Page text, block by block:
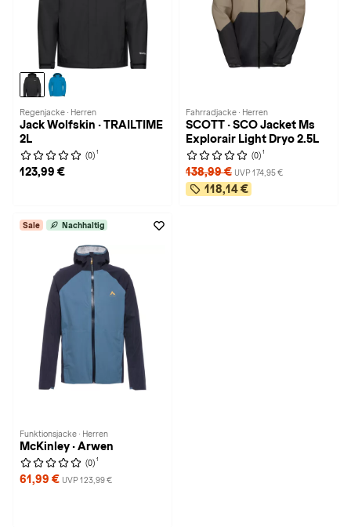
Regenjacke · Herren
Jack Wolfskin · TRAILTIME
2L
(0) 1
123,99 €
Fahrradjacke · Herren
SCOTT · SCO Jacket Ms
Explorair Light Dryo 2.5L
(0) 1
138,99 € UVP 174,95 €
118,14 €
Sale Nachhaltig
Funktionsjacke · Herren
McKinley · Arwen
(0) 1
61,99 € UVP 123,99 €